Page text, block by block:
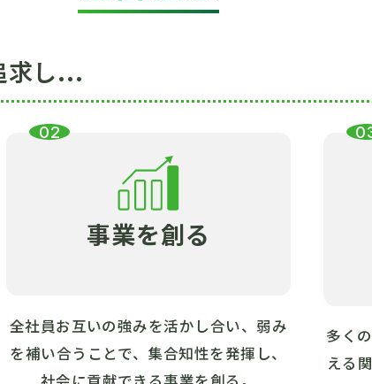
求し...
02
事業を創る
全社員お互いの強みを活かし合い、弱み
を補い合うことで、集合知性を発揮し、
多く
える